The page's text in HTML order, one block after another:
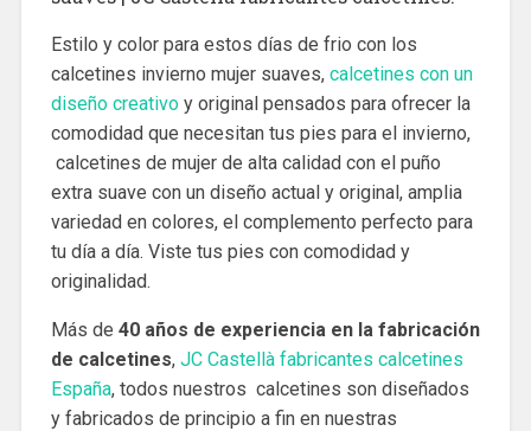
Estilo y color para estos días de frio con los
calcetines invierno mujer suaves, calcetines con un
diseño creativoy original pensados para ofrecer la
comodidad que necesitan tus pies para el invierno,
calcetines de mujer de alta calidad con el puño
extra suave con un diseño actual y original, amplia
variedad en colores, el complemento perfecto para
tu día a día. Viste tus pies con comodidad y
originalidad.
Más de 40 años de experiencia en la fabricación
de calcetines,JC Castellà fabricantes calcetines
España, todos nuestros calcetines son diseñados
y fabricados de principio a fin en nuestras